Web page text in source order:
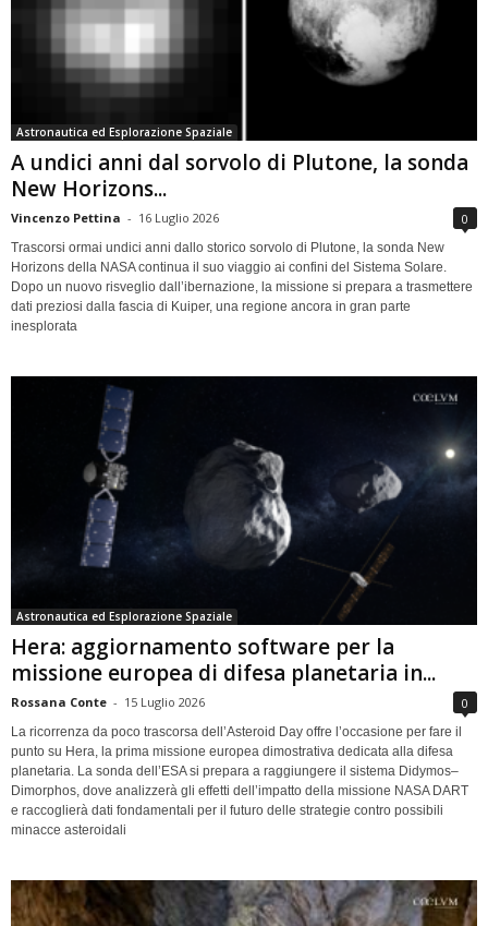
Astronautica ed Esplorazione Spaziale
A undici anni dal sorvolo di Plutone, la sonda
New Horizons...
Vincenzo Pettina - 16 Luglio 2026 0
Trascorsi ormai undici anni dallo storico sorvolo di Plutone, la sonda New
Horizons della NASA continua il suo viaggio ai confini del Sistema Solare.
Dopo un nuovo risveglio dall’ibernazione, la missione si prepara a trasmettere
dati preziosi dalla fascia di Kuiper, una regione ancora in gran parte
inesplorata
Astronautica ed Esplorazione Spaziale
Hera: aggiornamento software per la
missione europea di difesa planetaria in...
Rossana Conte - 15 Luglio 2026 0
La ricorrenza da poco trascorsa dell’Asteroid Day offre l’occasione per fare il
punto su Hera, la prima missione europea dimostrativa dedicata alla difesa
planetaria. La sonda dell’ESA si prepara a raggiungere il sistema Didymos–
Dimorphos, dove analizzerà gli effetti dell’impatto della missione NASA DART
e raccoglierà dati fondamentali per il futuro delle strategie contro possibili
minacce asteroidali